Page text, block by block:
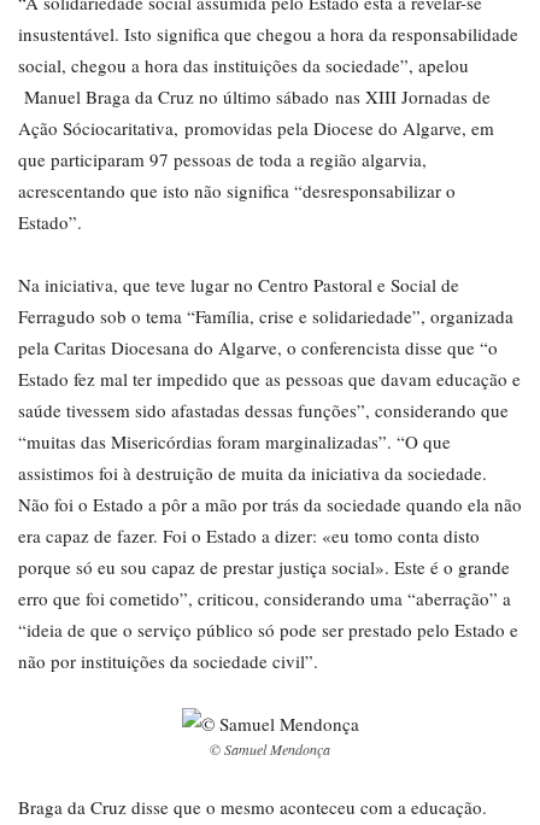
insustentável. Isto significa que chegou a hora da responsabilidade
social, chegou a hora das instituições da sociedade”, apelou
Manuel Braga da Cruz no último sábado nas XIII Jornadas de
Ação Sóciocaritativa, promovidas pela Diocese do Algarve, em
que participaram 97 pessoas de toda a região algarvia,
acrescentando que isto não significa “desresponsabilizar o
Estado”.
Na iniciativa, que teve lugar no Centro Pastoral e Social de
Ferragudo sob o tema “Família, crise e solidariedade”, organizada
pela Caritas Diocesana do Algarve, o conferencista disse que “o
Estado fez mal ter impedido que as pessoas que davam educação e
saúde tivessem sido afastadas dessas funções”, considerando que
“muitas das Misericórdias foram marginalizadas”. “O que
assistimos foi à destruição de muita da iniciativa da sociedade.
Não foi o Estado a pôr a mão por trás da sociedade quando ela não
era capaz de fazer. Foi o Estado a dizer: «eu tomo conta disto
porque só eu sou capaz de prestar justiça social». Este é o grande
erro que foi cometido”, criticou, considerando uma “aberração” a
“ideia de que o serviço público só pode ser prestado pelo Estado e
não por instituições da sociedade civil”.
© Samuel Mendonça
Braga da Cruz disse que o mesmo aconteceu com a educação.